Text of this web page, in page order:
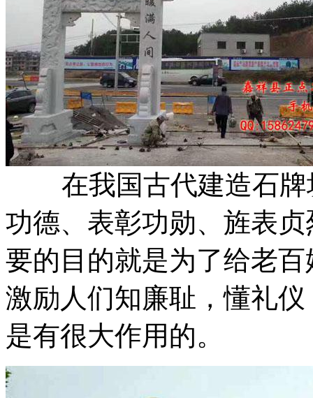
在我国古代建造石牌
功德、表彰功勋、旌表
要的目的就是为了给老
激励人们知廉耻，懂礼
是有很大作用的。